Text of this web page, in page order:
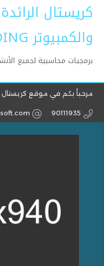
كريستال
والكمبيوتر CRYSTAL LEADING
برمجيات محاسبية لجميع
مرحباً بكم في موقع كريستال
90111935